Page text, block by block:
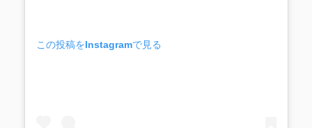
この投稿をInstagramで見る